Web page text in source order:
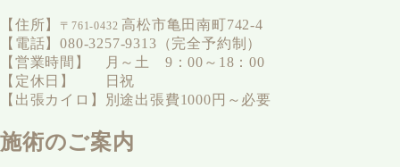
【住所】 〒761-0432 高松市亀田南町742-4
【電話】080-3257-9313（完全予約制）
【営業時間】 月～土 9：00～18：00
【定休日】 日祝
【出張カイロ】別途出張費1000円～必要
施術のご案内